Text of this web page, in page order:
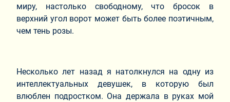
миру, настолько свободному, что бросок в
верхний угол ворот может быть более поэтичным,
чем тень розы.
Несколько лет назад я натолкнулся на одну из
интеллектуальных девушек, в которую был
влюблен подростком. Она держала в руках мой